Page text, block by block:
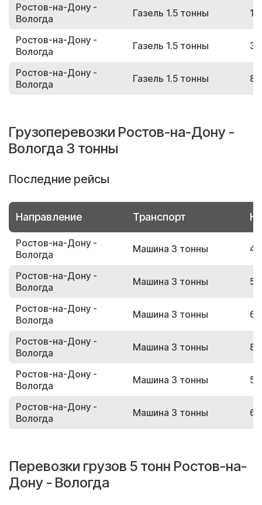
Ростов-на-Дону -
Вологда
Газель 1.5 тонны
Ростов-на-Дону -
Вологда
Газель 1.5 тонны
Ростов-на-Дону -
Вологда
Газель 1.5 тонны
Грузоперевозки Ростов-на-Дону -
Вологда 3 тонны
Последние рейсы
Направление Транспорт
Ростов-на-Дону -
Вологда
Машина 3 тонны
Ростов-на-Дону -
Вологда
Машина 3 тонны
Ростов-на-Дону -
Вологда
Машина 3 тонны
Ростов-на-Дону -
Вологда
Машина 3 тонны
Ростов-на-Дону -
Вологда
Машина 3 тонны
Ростов-на-Дону -
Вологда
Машина 3 тонны
Перевозки грузов 5 тонн Ростов-на-
Дону - Вологда